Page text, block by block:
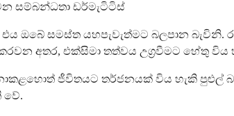
සම්බන්ධතා ඩර්මැටිටිස්
ඔබේ සමස්ත යහපැවැත්මට බලපාන බැවිනි.
අතර, එක්සිමා තත්වය උග්‍රවීමට හේතු විය
ජීවිතයට තර්ජනයක් විය හැකි පුළුල්